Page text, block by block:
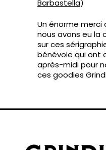
Barbastella)
Un énorme merci
nous avons eu la
sur ces
bénévole qui ont
après-midi pour
ces goodies